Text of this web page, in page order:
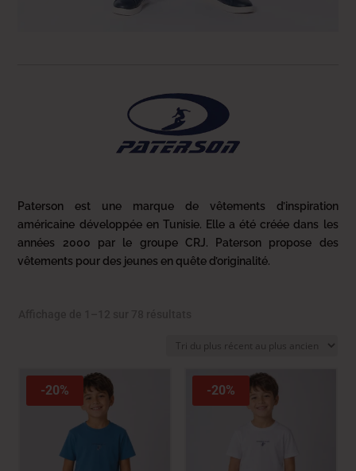
Paterson est une marque de vêtements d’inspiration
américaine développée en Tunisie. Elle a été créée dans les
années 2000 par le groupe CRJ. Paterson propose des
vêtements pour des jeunes en quête d’originalité.
plus
plus
-20% -20%